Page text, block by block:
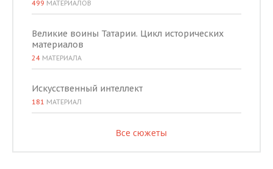
499 МАТЕРИАЛОВ
Великие воины Татарии. Цикл исторических
материалов
24 МАТЕРИАЛА
Искусственный интеллект
181 МАТЕРИАЛ
Все сюжеты